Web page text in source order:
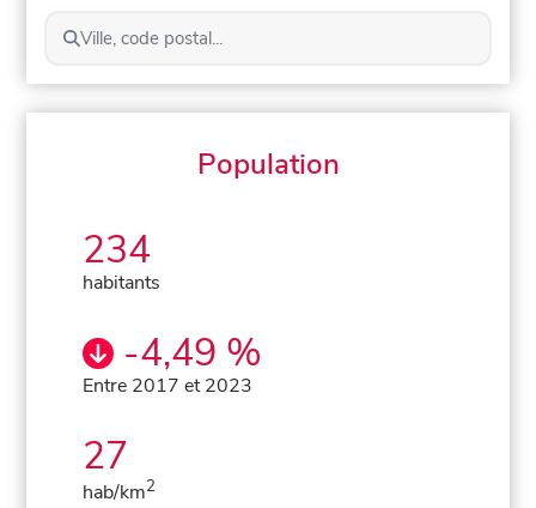
Ville, code postal...
Population
234
habitants
-4,49 %
Entre 2017 et 2023
27
hab/km2